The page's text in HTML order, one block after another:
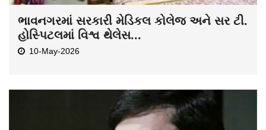
ભાવનગરમાં સરકારી મેડિકલ કોલેજ અને સર ટી.
હોસ્પિટલમાં વિશ્વ થેલેસ...
10-May-2026